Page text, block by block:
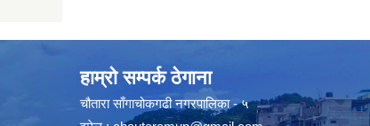
हाम्रो सम्पर्क ठेगाना
चौतारा साँगाचोकगढी नगरपालिका - ५